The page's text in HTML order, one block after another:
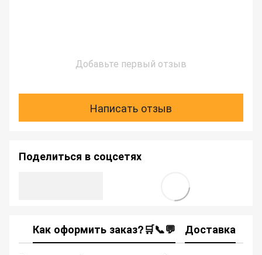
Добавьте первый отзыв
Написать отзыв
Поделиться в соцсетях
Как оформить заказ?🛒📞💬 Доставка